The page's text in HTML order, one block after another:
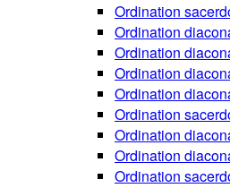
Ordination
Ordination
Ordination
Ordination
Ordination
Ordination
Ordination
Ordination
Ordination